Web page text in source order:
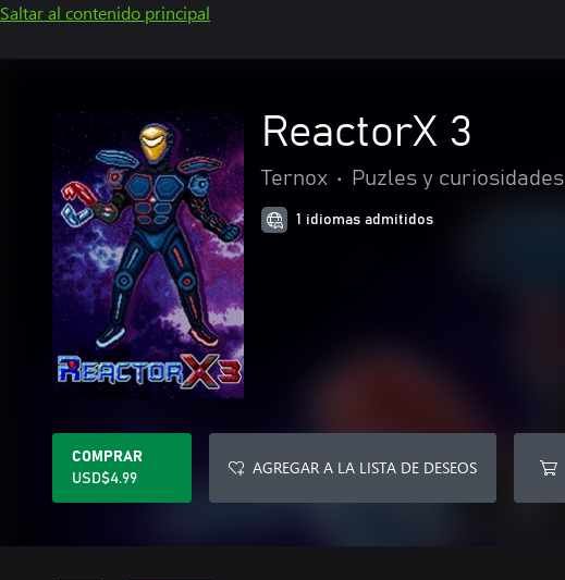
Saltar al contenido principal
ReactorX 3
Ternox • Puzles y curiosidades
1 idiomas admitidos
COMPRAR
USD$4.99
AGREGAR A LA LISTA DE DESEOS